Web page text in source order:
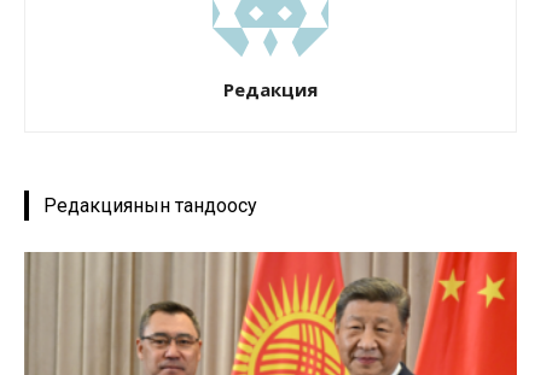
Редакция
Редакциянын тандоосу